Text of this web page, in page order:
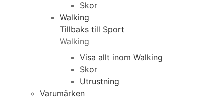
Skor
Walking
Tillbaks till Sport
Walking
Visa allt inom Walking
Skor
Utrustning
Varumärken